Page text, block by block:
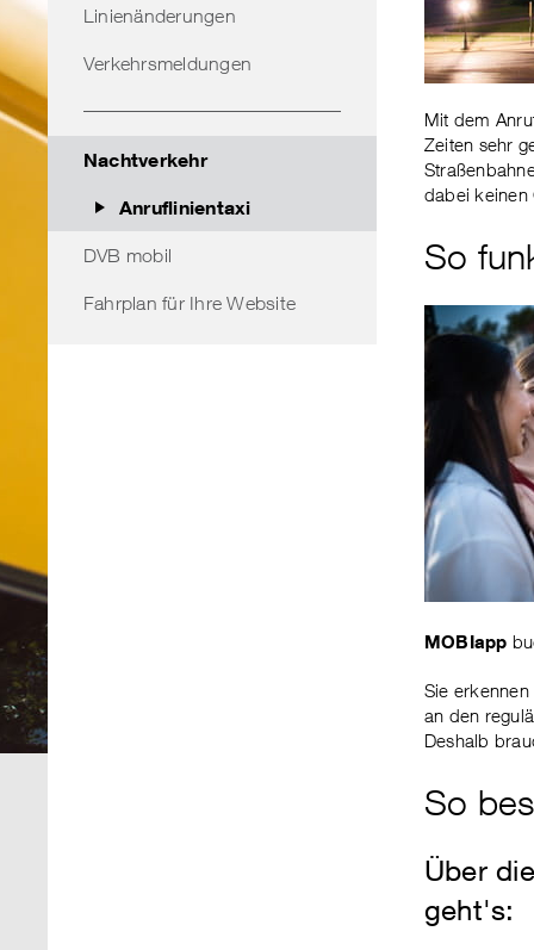
Linienänderungen
Verkehrsmeldungen
Nachtverkehr
Anruflinientaxi
DVB mobil
Fahrplan für Ihre Website
Mit dem
Zeiten sehr
dabei keinen
So
MOBIapp
Sie
an den
Deshalb
So
Über
geht's: